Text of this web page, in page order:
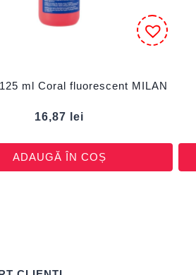
ml Coral fluorescent MILAN
16,87 lei
ADAUGĂ ÎN COȘ